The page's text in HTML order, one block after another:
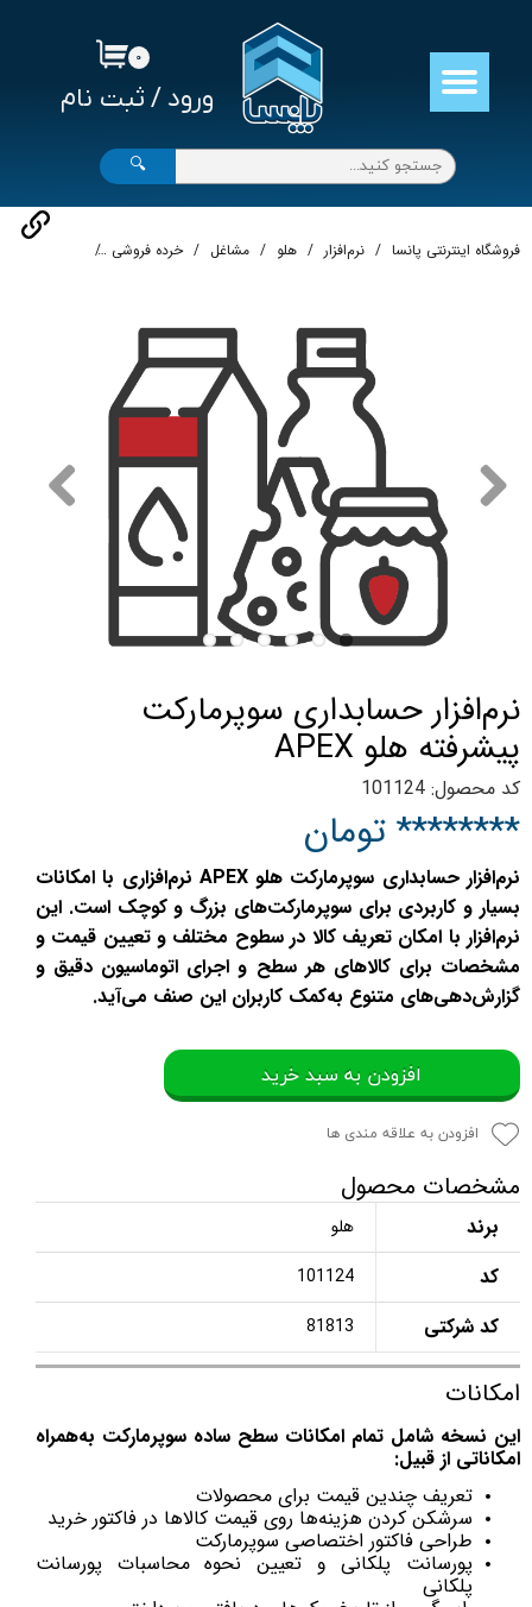
ورود / ثبت نام
حساب کاربری من
تغییر گذر واژه
سفارشات
خروج از حساب کاربری
۰
🔍
فروشگاه اینترنتی پانسا نرم‌افزار هلو مشاغل خرده فروشی
نرم‌افزار حسابداری سوپرمارکت
پیشرفته هلو APEX
کد محصول: 101124
******** تومان
نرم‌افزار حسابداری سوپرمارکت هلو APEX نرم‌افزاری با امکانات
بسیار و کاربردی برای سوپرمارکت‌های بزرگ و کوچک است. این
نرم‌افزار با امکان تعریف کالا در سطوح مختلف و تعیین قیمت و
مشخصات برای کالاهای هر سطح و اجرای اتوماسیون دقیق و
گزارش‌دهی‌های متنوع به‌کمک کاربران این صنف می‌آید.
افزودن به سبد خرید
افزودن به علاقه مندی ها
مشخصات محصول
برند هلو
کد 101124
کد شرکتی 81813
امکانات
این نسخه شامل تمام امکانات سطح ساده سوپر‌مارکت به‌همراه
امکاناتی از قبیل:
تعریف چندین قیمت برای محصولات
سرشکن کردن هزینه‌ها روی قیمت کالاها در فاکتور خرید
طراحی فاکتور اختصاصی سوپرمارکت
پورسانت پلکانی و تعیین نحوه محاسبات پورسانت
پلکانی